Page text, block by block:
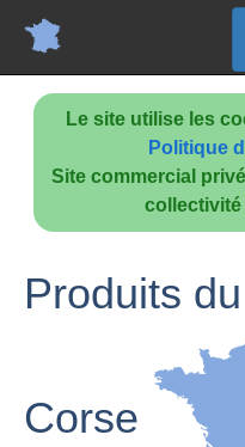
Le site utilise les
Politique
Site commercial
collectivité
Produits
Corse